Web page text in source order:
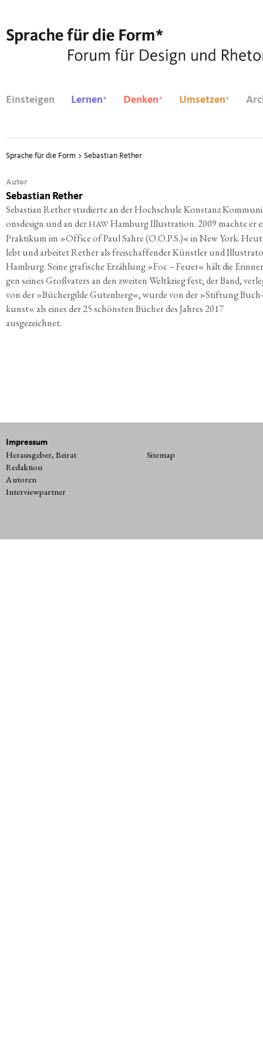
Einsteigen Lernen* Denken* Umsetzen*
Sprache für die Form > Sebastian Rether
Autor
Sebastian Rether
Sebas­ti­an Rether stu­dier­te an der Hoch­schu­le Kon­stanz
ons­de­sign und an derHAWHam­burg Illus­tra­ti­on. 2009 mach­te er
Prak­ti­kum im »Office of Paul Sah­re (O.O.P.S.)« in New York.
lebt und arbei­tet Rether als frei­schaf­fen­der Künst­ler und
Ham­burg. Sei­ne gra­fi­sche Erzäh­lung »Foc – Feu­er« hält die
gen sei­nes Groß­va­ters an den zwei­ten Welt­krieg fest; der Band,
von der »Bücher­gil­de Guten­berg«, wur­de von der »Stif­tung Buch­
kunst« als eines der 25 schöns­ten Bücher des Jah­res 2017
ausgezeichnet.
Impressum
Herausgeber, Beirat
Redaktion
Autoren
Interviewpartner
Sitemap